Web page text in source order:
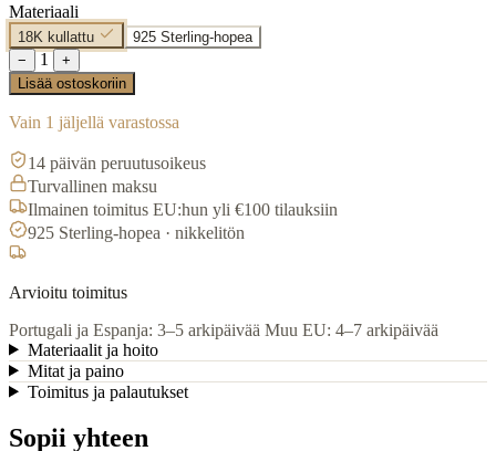
Materiaali
18K kullattu
925 Sterling-hopea
−
1
+
Lisää ostoskoriin
Vain 1 jäljellä varastossa
14 päivän peruutusoikeus
Turvallinen maksu
Ilmainen toimitus EU:hun yli €100 tilauksiin
925 Sterling-hopea · nikkelitön
Arvioitu toimitus
Portugali ja Espanja: 3–5 arkipäivää Muu EU: 4–7 arkipäivää
Materiaalit ja hoito
Mitat ja paino
Toimitus ja palautukset
Sopii yhteen